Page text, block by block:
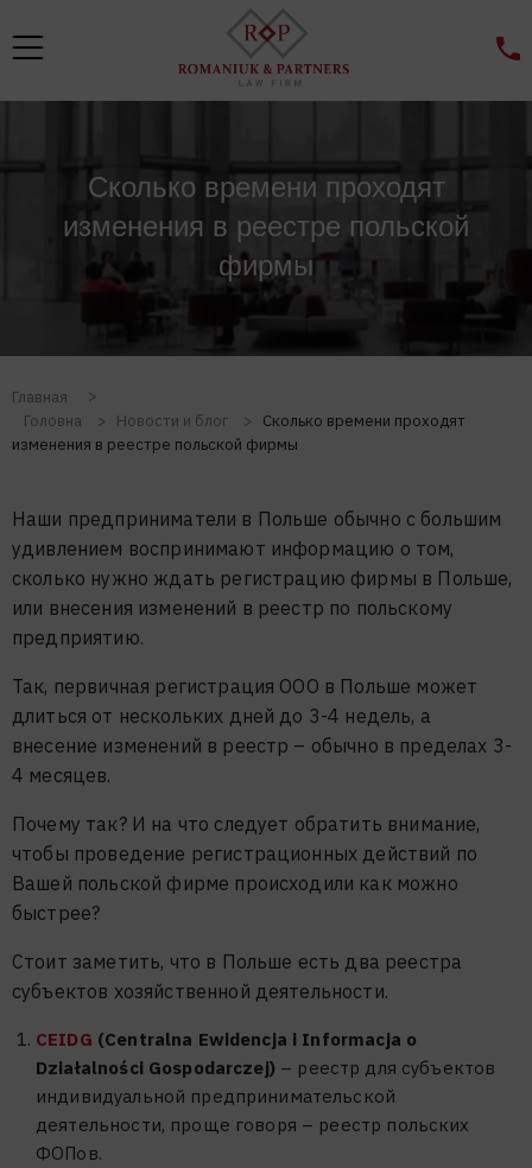
Сколько времени проходят
изменения в реестре польской
фирмы
Главная
Головна
> Новости и блог >
Сколько времени проходят
изменения в реестре польской фирмы
Наши предприниматели в Польше обычно с большим
удивлением воспринимают информацию о том,
сколько нужно ждать регистрацию фирмы в Польше,
или внесения изменений в реестр по польскому
предприятию.
Так, первичная регистрация ООО в Польше может
длиться от нескольких дней до 3-4 недель, а
внесение изменений в реестр – обычно в пределах 3-
4 месяцев.
Почему так? И на что следует обратить внимание,
чтобы проведение регистрационных действий по
Вашей польской фирме происходили как можно
быстрее?
Стоит заметить, что в Польше есть два реестра
субъектов хозяйственной деятельности.
CEIDG (Centralna Ewidencja i Informacja o
Działalności Gospodarczej) – реестр для субъектов
индивидуальной предпринимательской
деятельности, проще говоря – реестр польских
ФОПов.